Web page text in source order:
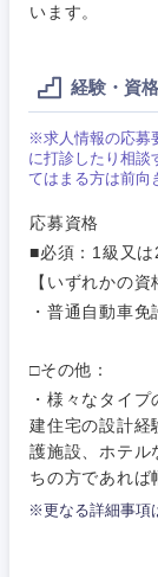
います。
経験・資格
※求人情報の応募
に打診したり相談
てはまる方は前向
応募資格
■必須：1級又
【いずれかの
・普通自動車免
□その他：
・様々なタイ
建住宅の設計経
護施設、ホテル
ちの方であれば
※更なる詳細事項
甲信越
新潟県